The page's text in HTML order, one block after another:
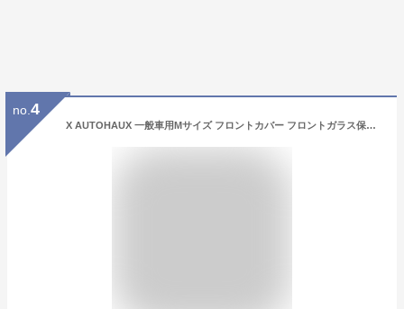
no. 4
X AUTOHAUX 一般車用Mサイズ フロントカバー フロントガラス保護 ボンネットカバー ヘッドライト黄ばみ防止 保護 裏起毛 uvカット 雹対策 蛍光反射 防風ロープ付き ブラック 長さ273cm